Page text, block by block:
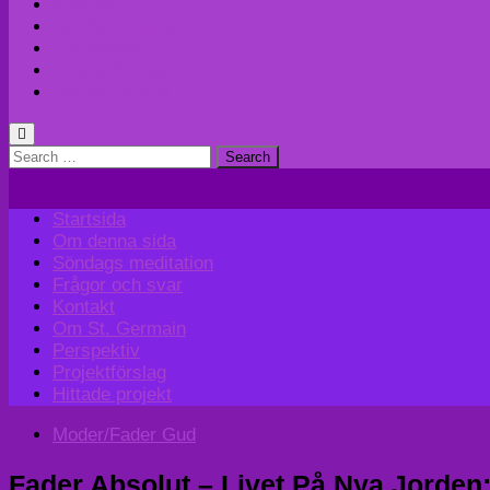
Search
Startsida
Om denna sida
Söndags meditation
Frågor och svar
Kontakt
Om St. Germain
Perspektiv
Projektförslag
Hittade projekt
Moder/Fader Gud